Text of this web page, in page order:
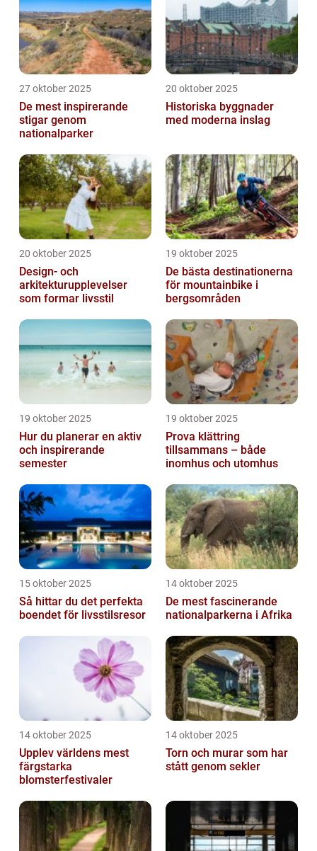
27 oktober 2025
De mest inspirerande
stigar genom
nationalparker
20 oktober 2025
Historiska byggnader
med moderna inslag
20 oktober 2025
Design- och
arkitekturupplevelser
som formar livsstil
19 oktober 2025
De bästa destinationerna
för mountainbike i
bergsområden
19 oktober 2025
Hur du planerar en aktiv
och inspirerande
semester
19 oktober 2025
Prova klättring
tillsammans – både
inomhus och utomhus
15 oktober 2025
Så hittar du det perfekta
boendet för livsstilsresor
14 oktober 2025
De mest fascinerande
nationalparkerna i Afrika
14 oktober 2025
Upplev världens mest
färgstarka
blomsterfestivaler
14 oktober 2025
Torn och murar som har
stått genom sekler